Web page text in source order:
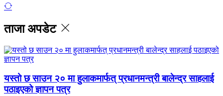
ताजा अपडेट
यस्तो छ साउन २० मा हुलाकमार्फत् प्रधानमन्त्री बालेन्द्र साहलाई
पठाइएको ज्ञापन पत्र